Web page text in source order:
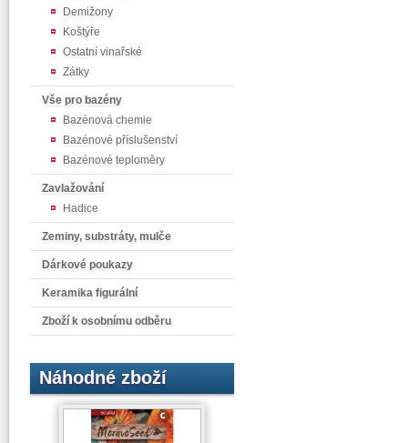
Demižony
Koštýře
Ostatní vinařské
Zátky
Vše pro bazény
Bazénová chemie
Bazénové příslušenství
Bazénové teploměry
Zavlažování
Hadice
Zeminy, substráty, mulče
Dárkové poukazy
Keramika figurální
Zboží k osobnímu odběru
Náhodné zboží